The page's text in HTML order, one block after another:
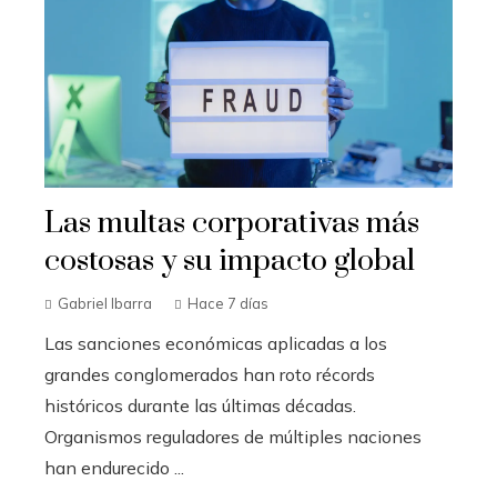
Las multas corporativas más
costosas y su impacto global
Gabriel Ibarra Hace 7 días
Las sanciones económicas aplicadas a los
grandes conglomerados han roto récords
históricos durante las últimas décadas.
Organismos reguladores de múltiples naciones
han endurecido ...